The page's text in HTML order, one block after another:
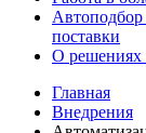
Автоподбор
поставки
О решениях
Главная
Внедрения